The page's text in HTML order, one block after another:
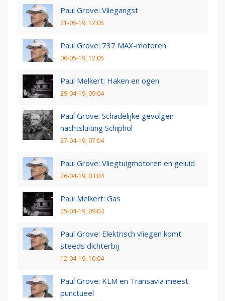
Paul Grove: Vliegangst
21-05-19, 12:05
Paul Grove: 737 MAX-motoren
06-05-19, 12:05
Paul Melkert: Haken en ogen
29-04-19, 09:04
Paul Grove: Schadelijke gevolgen
nachtsluiting Schiphol
27-04-19, 07:04
Paul Grove: Vliegtuigmotoren en geluid
26-04-19, 03:04
Paul Melkert: Gas
25-04-19, 09:04
Paul Grove: Elektrisch vliegen komt
steeds dichterbij
12-04-19, 10:04
Paul Grove: KLM en Transavia meest
punctueel